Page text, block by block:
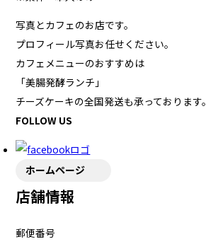
写真とカフェのお店です。
プロフィール写真お任せください。
カフェメニューのおすすめは
「美腸発酵ランチ」
チーズケーキの全国発送も承っております。
FOLLOW US
ホームページ
店舗情報
郵便番号